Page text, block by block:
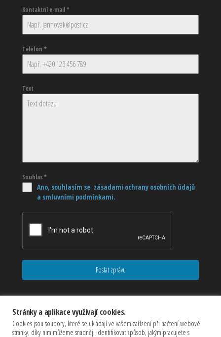
Kontaktní e-mail*
Telefon *
Text
Souhlas*
Ano, souhlasím se zásadami ochrany osobních údajů
a smluvními podmínkami.
Poslat zprávu
Stránky a aplikace využívají cookies.
Cookies jsou soubory, které se ukládají ve vašem zařízení při načtení webové
stránky, díky nim můžeme snadněji identifikovat způsob, jakým pracujete s